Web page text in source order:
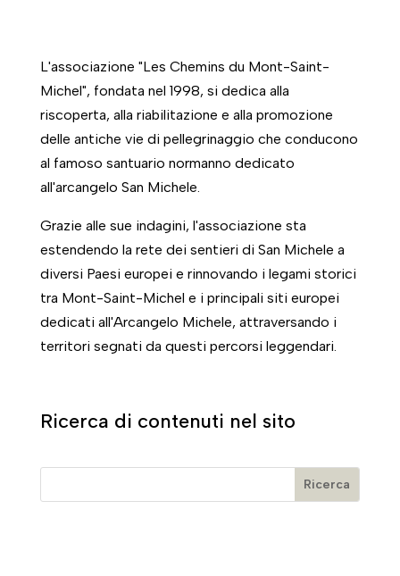
L'associazione "Les Chemins du Mont-Saint-
Michel", fondata nel 1998, si dedica alla
riscoperta, alla riabilitazione e alla promozione
delle antiche vie di pellegrinaggio che conducono
al famoso santuario normanno dedicato
all'arcangelo San Michele.
Grazie alle sue indagini, l'associazione sta
estendendo la rete dei sentieri di San Michele a
diversi Paesi europei e rinnovando i legami storici
tra Mont-Saint-Michel e i principali siti europei
dedicati all'Arcangelo Michele, attraversando i
territori segnati da questi percorsi leggendari.
Ricerca di contenuti nel sito